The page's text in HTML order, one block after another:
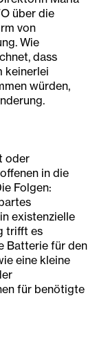
über die
von
Wie
dass
keinerlei
würden,
oder
in die
Folgen:
existenzielle
trifft es
Batterie für den
eine kleine
für benötigte